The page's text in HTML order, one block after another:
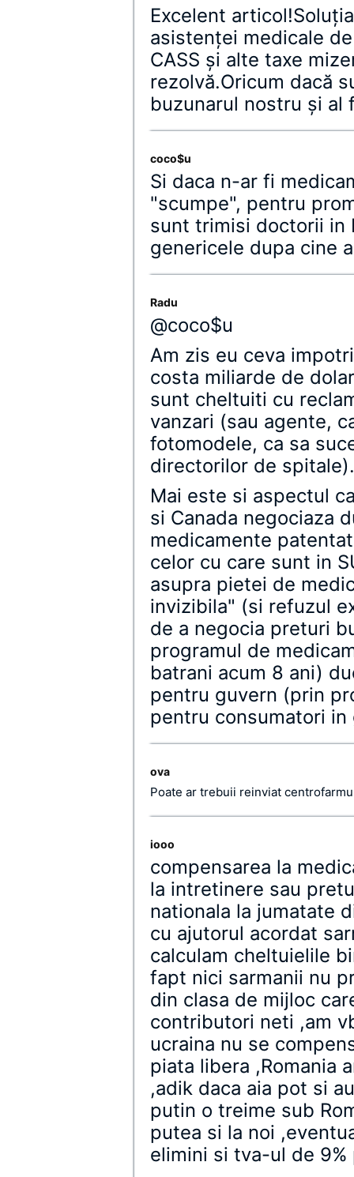
Excelent
asistenţei medicale
CASS şi alte taxe
rezolvă.Oricum dacă
buzunarul nostru şi al
coco$u
Si daca n-ar fi
"scumpe", pentru
sunt trimisi doctorii in
genericele dupa cine
Radu
@coco$u
Am zis eu ceva
costa miliarde de
sunt cheltuiti cu
vanzari (sau agente,
fotomodele, ca sa
directorilor de spitale).
Mai este si aspectul
si Canada negociaza
medicamente
celor cu care sunt in
asupra pietei de
invizibila" (si refuzul
de a negocia preturi
programul de
batrani acum 8 ani)
pentru guvern (prin
pentru consumatori in
ova
Poate ar trebuii reinviat
iooo
compensarea la
la intretinere sau
nationala la jumatate
cu ajutorul acordat
calculam cheltuielile
fapt nici sarmanii nu
din clasa de mijloc
contributori neti ,am
ucraina nu se
piata libera ,Romania
,adik daca aia pot si
putin o treime sub
putea si la noi
elimini si tva-ul de